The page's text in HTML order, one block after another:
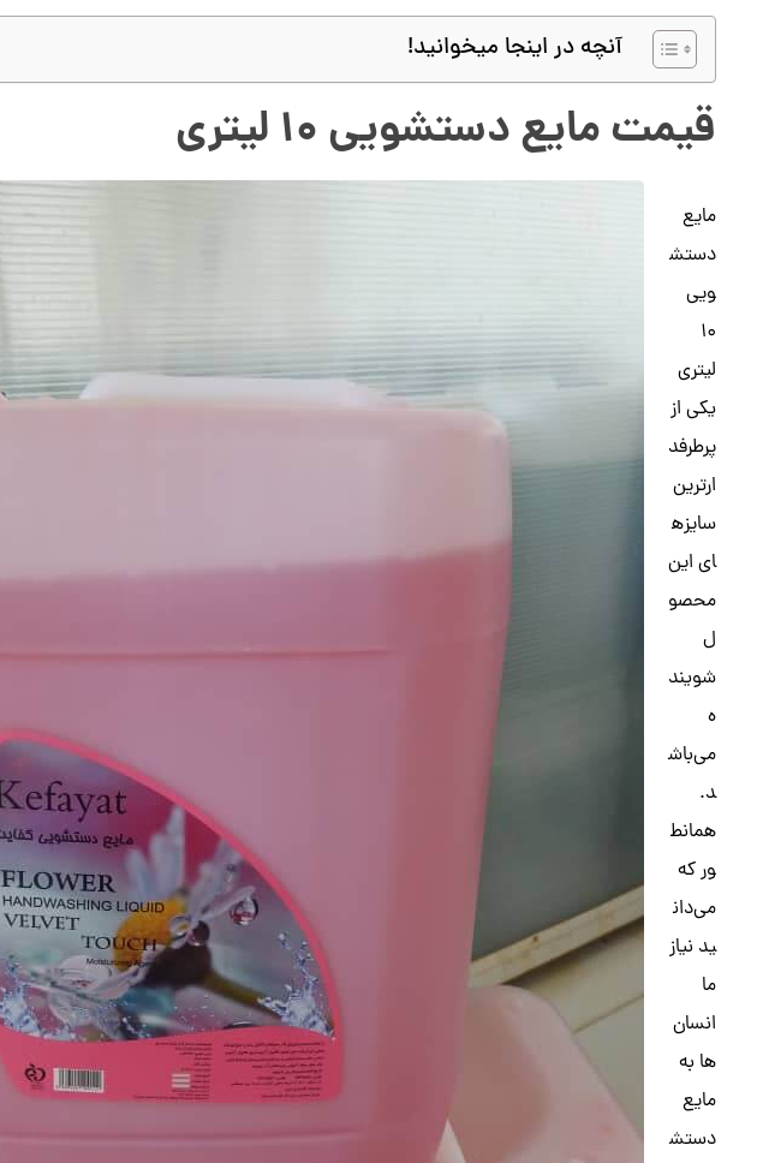
آنچه در اینجا میخوانید!
قیمت مایع دستشویی ۱۰ لیتری
مایع
دستش
ویی
۱۰
لیتری
یکی از
پرطرفد
ارترین
سایزه
ای این
محصو
ل
شویند
ه
می‌باش
د.
همانط
ور که
می‌دان
ید نیاز
ما
انسان‌
ها به
مایع
دستش